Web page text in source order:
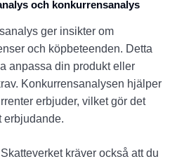
och konkurrensanalys
ger insikter om
och köpbeteenden. Detta
anpassa din produkt eller
Konkurrensanalysen hjälper
erbjuder, vilket gör det
erbjudande.
kräver också att du